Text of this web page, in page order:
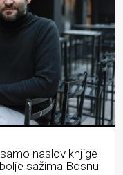
naslov knjige
sažima Bosnu